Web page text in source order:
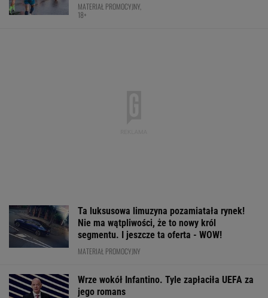
MATERIAŁ PROMOCYJNY,
18+
Ta luksusowa limuzyna pozamiatała rynek!
Nie ma wątpliwości, że to nowy król
segmentu. I jeszcze ta oferta - WOW!
MATERIAŁ PROMOCYJNY
Wrze wokół Infantino. Tyle zapłaciła UEFA za
jego romans